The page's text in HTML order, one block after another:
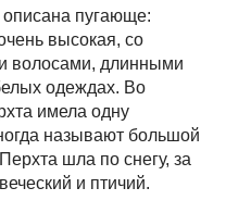
пугающе:
высокая, со
волосами, длинными
одеждах. Во
имела одну
называют большой
шла по снегу, за
и птичий.